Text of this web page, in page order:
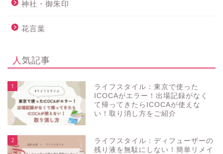
神社・御朱印
花言葉
人気記事
1
ライフスタイル：東京で使った
ICOCAがエラー！出場記録がなく
て帰ってきたらICOCAが使えな
い！取り消し方をご紹介
2
ライフスタイル：ディフューザーの
残り液を無駄にしない！簡単リメイ